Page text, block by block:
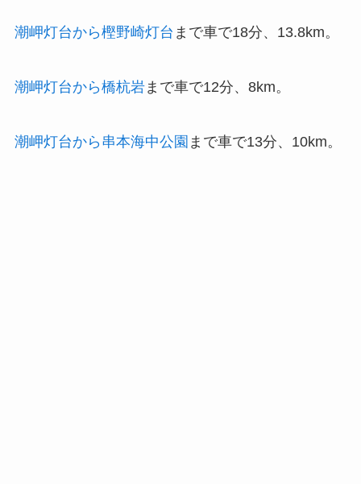
潮岬灯台から樫野崎灯台 まで車で18分、13.8km。
潮岬灯台から橋杭岩まで車で12分、8km。
潮岬灯台から串本海中公園 まで車で13分、10km。